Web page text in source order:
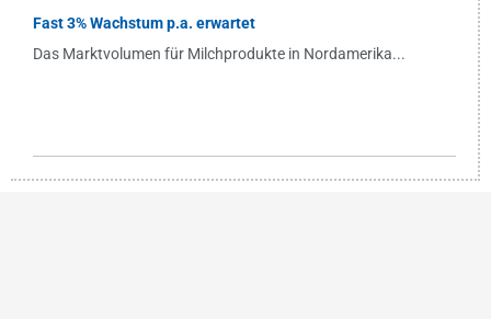
Fast 3% Wachstum p.a. erwartet
Das Marktvolumen für Milchprodukte in Nordamerika...